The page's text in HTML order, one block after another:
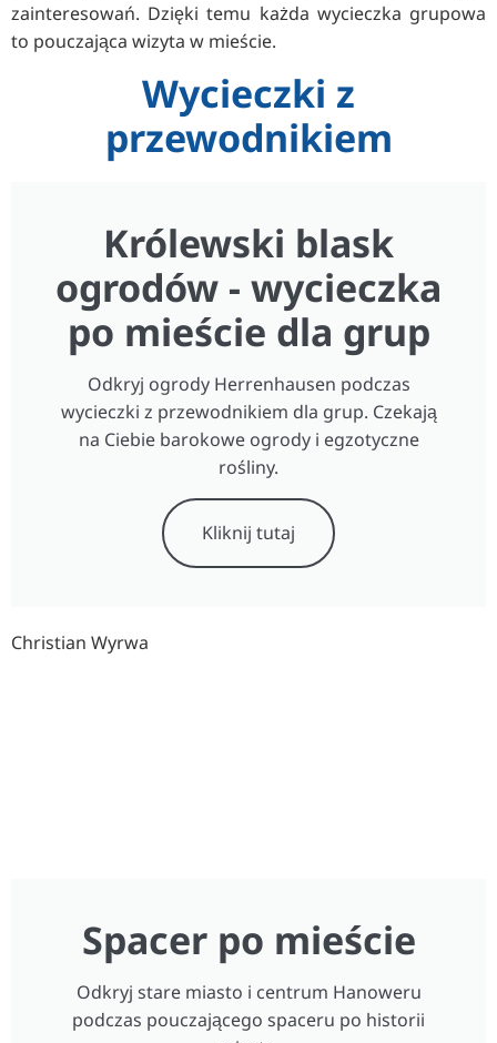
zainteresowań. Dzięki temu każda wycieczka grupowa
to pouczająca wizyta w mieście.
Wycieczki z
przewodnikiem
Królewski blask
ogrodów - wycieczka
po mieście dla grup
Odkryj ogrody Herrenhausen podczas
wycieczki z przewodnikiem dla grup. Czekają
na Ciebie barokowe ogrody i egzotyczne
rośliny.
Kliknij tutaj
Christian Wyrwa
Spacer po mieście
Odkryj stare miasto i centrum Hanoweru
podczas pouczającego spaceru po historii